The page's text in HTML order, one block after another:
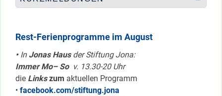
Rest-Ferienprogramme im August
•InJonas Hausder Stiftung Jona:
Immer Mo– So v. 13.30-20 Uhr
die Linkszum aktuellen Programm
• facebook.com/stiftung.jona